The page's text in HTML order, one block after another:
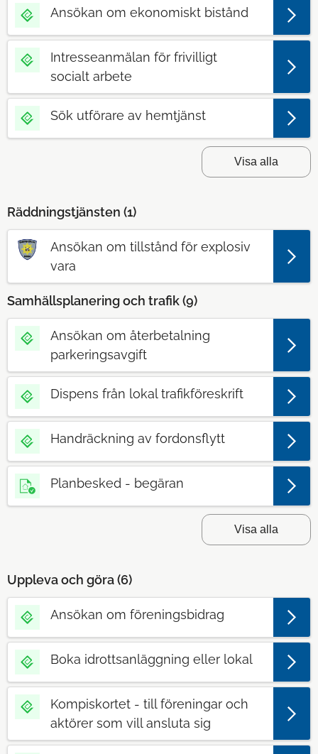
Ansökan om ekonomiskt bistånd
Intresseanmälan för frivilligt
socialt arbete
Sök utförare av hemtjänst
Visa alla
Räddningstjänsten (1)
Ansökan om tillstånd för explosiv
vara
Samhällsplanering och trafik (9)
Ansökan om återbetalning
parkeringsavgift
Dispens från lokal trafikföreskrift
Handräckning av fordonsflytt
Planbesked - begäran
Visa alla
Uppleva och göra (6)
Ansökan om föreningsbidrag
Boka idrottsanläggning eller lokal
Kompiskortet - till föreningar och
aktörer som vill ansluta sig